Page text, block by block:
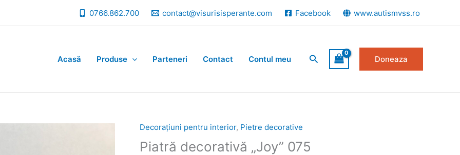
0766.862.700 contact@visurisisperante.com Facebook www.autismvss.ro
Acasă Produse Parteneri Contact Contul meu Search Doneaza
Decorațiuni pentru interior, Pietre decorative
Piatră decorativă „Joy” 075